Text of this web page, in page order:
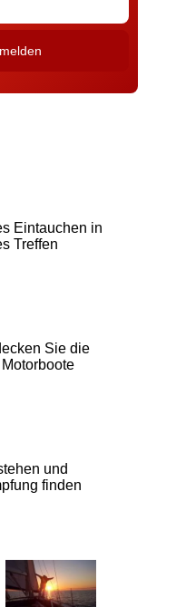
Eintauchen in
Treffen
Sie die
und
finden